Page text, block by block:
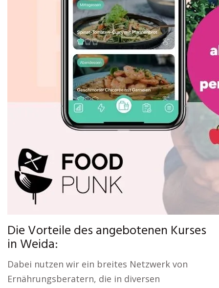
Die Vorteile des angebotenen Kurses
in Weida:
Dabei nutzen wir ein breites Netzwerk von
Ernährungsberatern, die in diversen